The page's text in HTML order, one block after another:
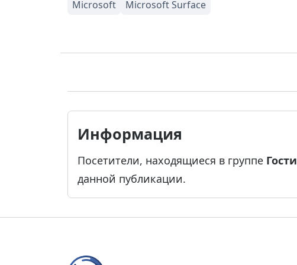
Информация
Посетители, находящиеся в группе Гости
данной публикации.